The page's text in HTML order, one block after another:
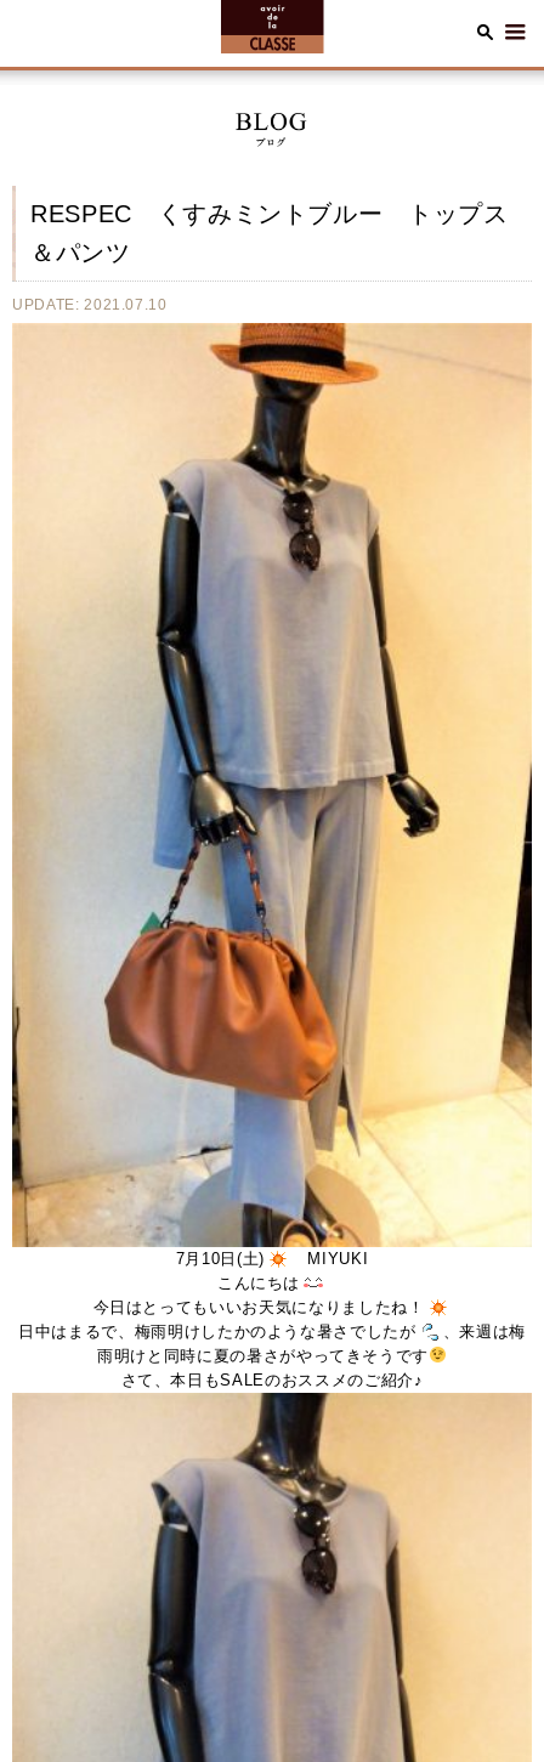
RESPEC くすみミントブルー トップス
＆パンツ
UPDATE: 2021.07.10
7月10日(土)
MIYUKI
こんにちは
今日はとってもいいお天気になりましたね！
日中はまるで、梅雨明けしたかのような暑さでしたが
、来週は梅
雨明けと同時に夏の暑さがやってきそうです
さて、本日もSALEのおススメのご紹介♪